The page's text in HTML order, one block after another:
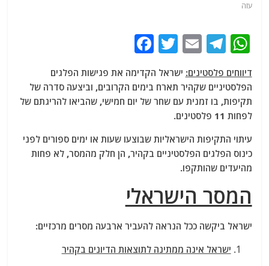
עזה
W
at
s
A
p
p
T
e
g
ra
m
E
ai
l
T
itt
er
c
e
o
o
דיווחים פלסטינים: ישראל הקדימה את פגישות הפלגים
הפלסטיניים שקהיר תארח בימים הקרובים, וביצעה סדרה של
תקיפות, בו זמנית עם שחר של יום חמישי, שהביאו להריגתם של
לפחות 11 פלסטינים.
עיתוי התקיפות הישראליות שבוצעו שעות או ימים ספורים לפני
כינוס הפלגים הפלסטיניים בקהיר, הן חלק מהמסר, לא פחות
מהיעדים שהותקפו.
המסר הישראלי
ישראל ביקשה ככל הנראה להעביר ארבעה מסרים מרכזיים:
ישראל אינה ממתינה לתוצאות הדיונים בקהיר